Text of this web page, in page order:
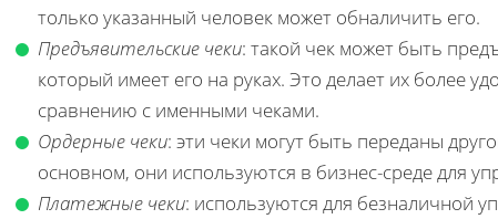
только указанный человек может обналичить его.
Предъявительские чеки: такой чек может быть
который имеет его на руках. Это делает их более
сравнению с именными чеками.
Ордерные чеки: эти чеки могут быть переданы
основном, они используются в бизнес-среде для
Платежные чеки: используются для безналичной